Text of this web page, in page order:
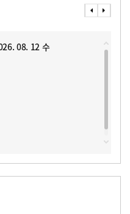
08. 12 수